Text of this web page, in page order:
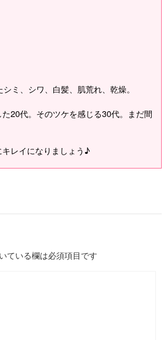
ミ、シワ、白髪、肌荒れ、乾燥。
20代。そのツケを感じる30代。まだ間
レイになりましょう♪
ている欄は必須項目です